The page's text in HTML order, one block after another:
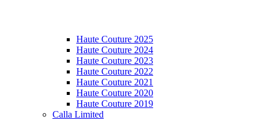
Haute Couture 2025
Haute Couture 2024
Haute Couture 2023
Haute Couture 2022
Haute Couture 2021
Haute Couture 2020
Haute Couture 2019
Calla Limited